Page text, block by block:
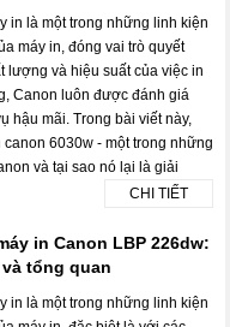
in là một trong những linh kiện
máy in, đóng vai trò quyết
lượng và hiệu suất của việc in
Canon luôn được đánh giá
hậu mãi. Trong bài viết này,
6030w - một trong những
và tại sao nó lại là giải
CHI TIẾT
in Canon LBP 226dw:
tổng quan
in là một trong những linh kiện